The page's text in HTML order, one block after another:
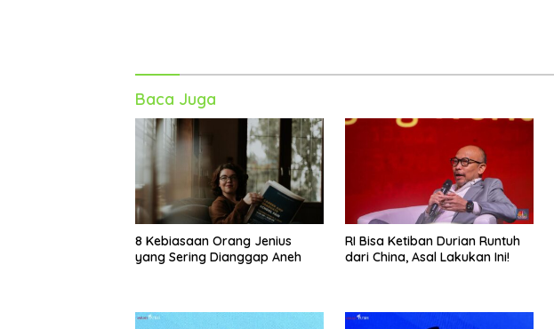
Baca Juga
8 Kebiasaan Orang Jenius
yang Sering Dianggap Aneh
RI Bisa Ketiban Durian Runtuh
dari China, Asal Lakukan Ini!